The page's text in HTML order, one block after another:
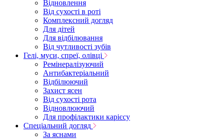
Відновлення
Від сухості в роті
Комплексний догляд
Для дітей
Для відбілювання
Від чутливості зубів
Гелі, муси, спреї, олівці
Ремінералізуючий
Антибактеріальний
Відбілюючий
Захист ясен
Від сухості рота
Відновлюючий
Для профілактики карієсу
Спеціальний догляд
За яснами